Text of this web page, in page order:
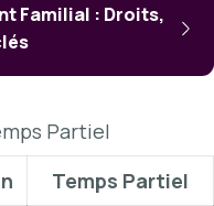
Familial : Droits,
Partiel
Temps Partiel